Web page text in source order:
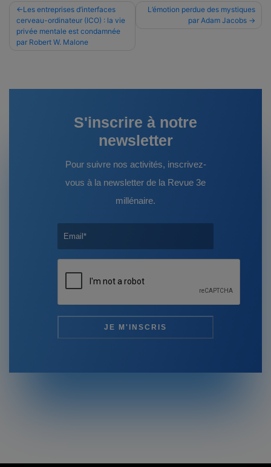
Navigation
de
l’article
Les entreprises d’interfaces
cerveau-ordinateur (ICO) : la vie
privée mentale est condamnée
par Robert W. Malone
L’émotion perdue des mystiques
par Adam Jacobs
S'inscrire à notre
newsletter
Pour suivre nos activités, inscrivez-
vous à la newsletter de la Revue 3e
millénaire.